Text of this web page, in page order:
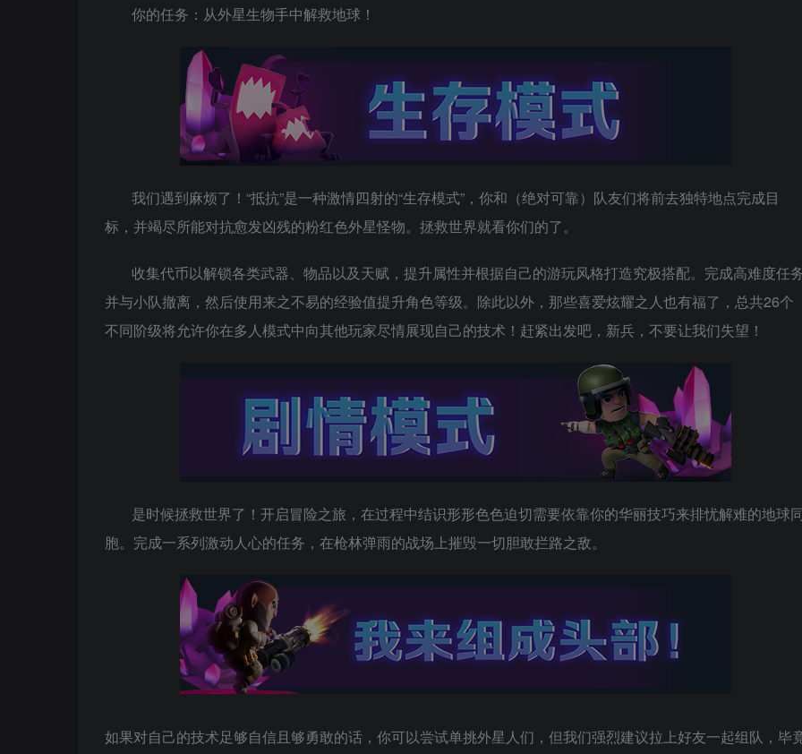
你的任务：从外星生物手中解救地球！
我们遇到麻烦了！“抵抗”是一种激情四射的“生存模式”，你和（绝对可靠）队友们将前去独特地点完成目
标，并竭尽所能对抗愈发凶残的粉红色外星怪物。拯救世界就看你们的了。
收集代币以解锁各类武器、物品以及天赋，提升属性并根据自己的游玩风格打造究极搭配。完成高难度任
并与小队撤离，然后使用来之不易的经验值提升角色等级。除此以外，那些喜爱炫耀之人也有福了，总共26个
不同阶级将允许你在多人模式中向其他玩家尽情展现自己的技术！赶紧出发吧，新兵，不要让我们失望！
是时候拯救世界了！开启冒险之旅，在过程中结识形形色色迫切需要依靠你的华丽技巧来排忧解难的地球
胞。完成一系列激动人心的任务，在枪林弹雨的战场上摧毁一切胆敢拦路之敌。
如果对自己的技术足够自信且够勇敢的话，你可以尝试单挑外星人们，但我们强烈建议拉上好友一起组队，毕